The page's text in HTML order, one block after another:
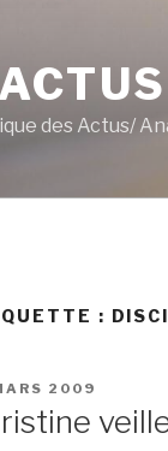
des Actus/
:
2009